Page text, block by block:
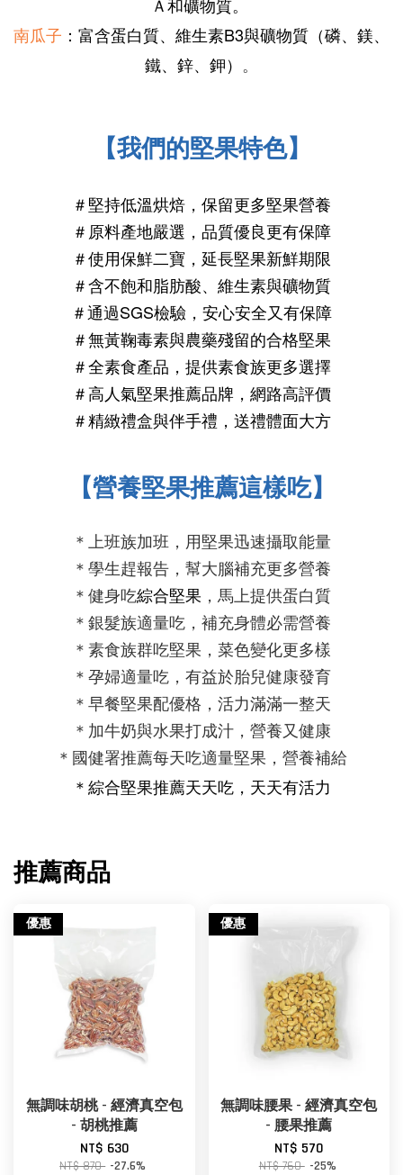
南瓜子 ：富含蛋白質、 維生素B3與礦物質（磷、鎂、
鐵、鋅、鉀） 。
【我們的堅果特色】
＃堅持低溫烘焙，保留更多堅果營養
＃原料產地嚴選，品質優良更有保障
＃使用保鮮二寶，延長堅果新鮮期限
＃含不飽和脂肪酸、維生素與礦物質
＃通過SGS檢驗，安心安全又有保障
＃無黃鞠毒素與農藥殘留的合格堅果
＃全素食產品，提供素食族更多選擇
＃高人氣堅果推薦品牌，網路高評價
＃精緻禮盒與伴手禮 ，送禮體面大方
【營養堅果推薦這樣吃】
＊上班族加班，用堅果迅速攝取能量
＊學生趕報告，幫大腦補充更多營養
＊健身吃綜合堅果 ，馬上提供蛋白質
＊銀髮族適量吃，補充身體必需營養
＊素食族群吃堅果，菜色變化更多樣
＊孕婦適量吃，有益於胎兒健康發育
＊早餐堅果配優格， 活力滿滿一整天
＊加牛奶與水果打成汁，營養又健康
＊國健署推薦每天吃適量堅果，營養補給
＊綜合堅果推薦天天吃，天天有活力
推薦商品
優惠
無調味胡桃 - 經濟真空包
- 胡桃推薦
NT$ 630
NT$ 870 -27.6%
優惠
無調味腰果 - 經濟真空包
- 腰果推薦
NT$ 570
NT$ 760 -25%